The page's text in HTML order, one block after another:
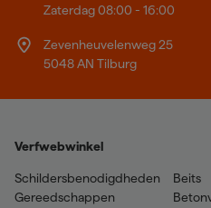
Zaterdag 08:00 - 16:00
Zevenheuvelenweg 25
5048 AN Tilburg
Verfwebwinkel
Schildersbenodigdheden
Gereedschappen
Beits